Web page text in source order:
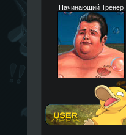
Начинающий Тренер